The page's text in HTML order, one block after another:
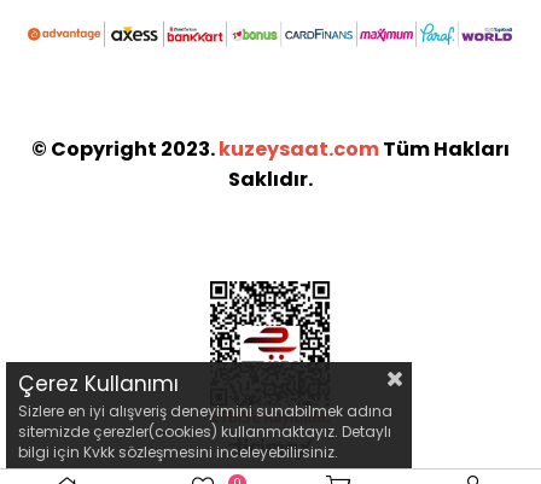
© Copyright 2023.kuzeysaat.comTüm Hakları
Saklıdır.
Çerez Kullanımı
Sizlere en iyi alışveriş deneyimini sunabilmek adına
sitemizde çerezler(cookies) kullanmaktayız. Detaylı
bilgi için Kvkk sözleşmesini inceleyebilirsiniz.